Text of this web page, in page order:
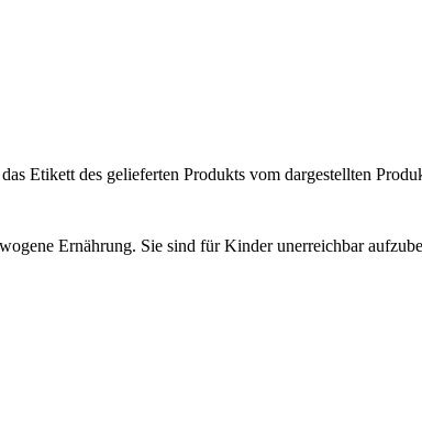
Etikett des gelieferten Produkts vom dargestellten
Ernährung. Sie sind für Kinder unerreichbar